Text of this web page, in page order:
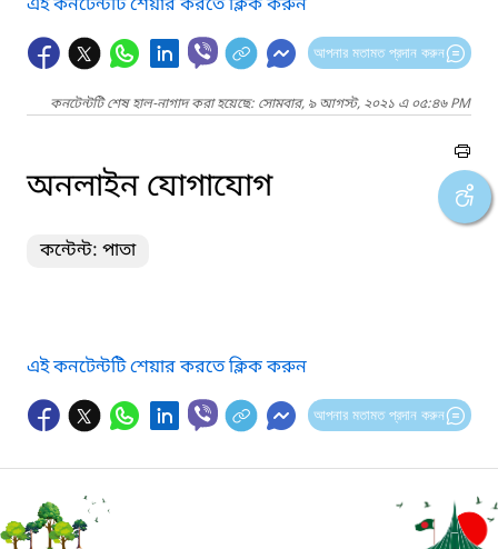
এই কনটেন্টটি শেয়ার করতে ক্লিক করুন
আপনার মতামত প্রদান করুন
কনটেন্টটি শেষ হাল-নাগাদ করা হয়েছে: সোমবার, ৯ আগস্ট, ২০২১ এ ০৫:৪৬ PM
অনলাইন যোগাযোগ
কন্টেন্ট: পাতা
এই কনটেন্টটি শেয়ার করতে ক্লিক করুন
আপনার মতামত প্রদান করুন